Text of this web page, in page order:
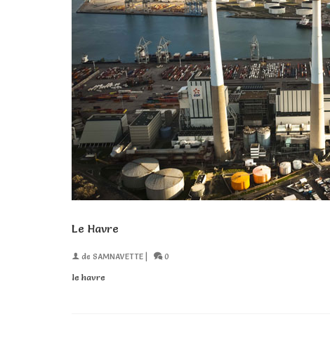
Le Havre
de SAMNAVETTE 0
le havre